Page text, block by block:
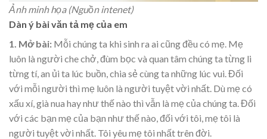
Ảnh minh họa (Nguồn intenet)
Dàn ý bài văn tả mẹ của em
1. Mở bài: Mỗi chúng ta khi sinh ra ai cũng đều có mẹ. Mẹ
luôn là người che chở, đùm bọc và quan tâm chúng ta từng li
từng tí, an ủi ta lúc buồn, chia sẻ cùng ta những lúc vui. Đối
với mỗi người thì mẹ luôn là người tuyệt vời nhất. Dù mẹ có
xấu xí, già nua hay như thế nào thì vẫn là mẹ của chúng ta. Đối
với các bạn mẹ của bạn như thế nào, đối với tôi, mẹ tôi là
người tuyệt vời nhất. Tôi yêu mẹ tôi nhất trên đời.